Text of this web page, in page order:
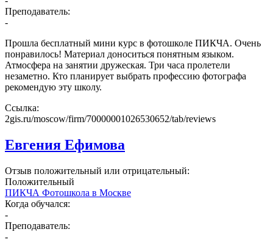
Преподаватель:
-
Прошла бесплатный мини курс в фотошколе ПИКЧА. Очень
понравилось! Материал доноситься понятным языком.
Атмосфера на занятии дружеская. Три часа пролетели
незаметно. Кто планирует выбрать профессию фотографа
рекомендую эту школу.
Ссылка:
2gis.ru/moscow/firm/70000001026530652/tab/reviews
Евгения Ефимова
Отзыв положительный или отрицательный:
Положительный
ПИКЧА Фотошкола в Москве
Когда обучался:
-
Преподаватель:
-